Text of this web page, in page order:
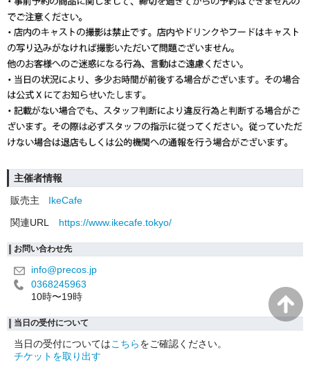
主催者情報
販売主
IkeCafe
関連URL
https://www.ikecafe.tokyo/
お問い合わせ先
info@precos.jp
0368245963
10時〜19時
当日の受付について
当日の受付についてはこちらをご確認ください。
チケットを取り出す